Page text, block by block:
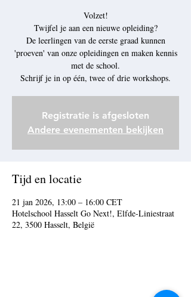
Volzet!
Twijfel je aan een nieuwe opleiding?
De leerlingen van de eerste graad kunnen
'proeven' van onze opleidingen en maken kennis
met de school.
Schrijf je in op één, twee of drie workshops.
Registratie is afgesloten
Andere evenementen bekijken
Tijd en locatie
21 jan 2026, 13:00 – 16:00 CET
Hotelschool Hasselt Go Next!, Elfde-Liniestraat
22, 3500 Hasselt, België